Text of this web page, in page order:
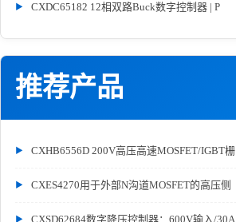
CXDC65182 12相双路Buck数字控制器 | P
推荐产品
CXHB6556D 200V高压高速MOSFET/IGBT栅
CXES4270用于外部N沟道MOSFET的高压侧
CXSD62684数字降压控制器：600V输入/30A